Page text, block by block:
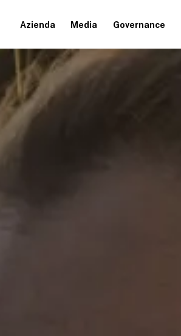
Azienda Media Governance